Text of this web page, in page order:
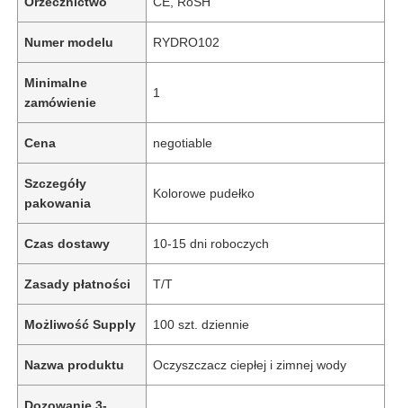
Numer modelu RYDRO102
Minimalne
zamówienie
1
Cena negotiable
Szczegóły
pakowania
Kolorowe pudełko
Czas dostawy 10-15 dni roboczych
Zasady płatności T/T
Możliwość Supply 100 szt. dziennie
Nazwa produktu Oczyszczacz ciepłej i zimnej wody
Dozowanie 3-